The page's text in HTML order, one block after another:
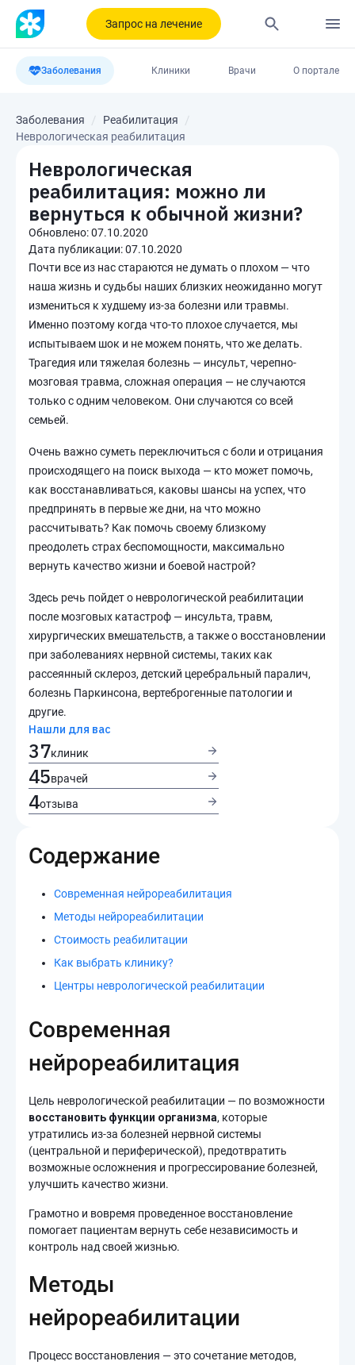
Запрос на лечение
Заболевания Клиники Врачи О портале
Заболевания
Реабилитация
Неврологическая реабилитация
Неврологическая
реабилитация: можно ли
вернуться к обычной жизни?
Обновлено:07.10.2020
Дата публикации:07.10.2020
Почти все из нас стараются не думать о плохом — что
наша жизнь и судьбы наших близких неожиданно могут
измениться к худшему из-за болезни или травмы.
Именно поэтому когда что-то плохое случается, мы
испытываем шок и не можем понять, что же делать.
Трагедия или тяжелая болезнь — инсульт, черепно-
мозговая травма, сложная операция — не случаются
только с одним человеком. Они случаются со всей
семьей.
Очень важно суметь переключиться с боли и отрицания
происходящего на поиск выхода — кто может помочь,
как восстанавливаться, каковы шансы на успех, что
предпринять в первые же дни, на что можно
рассчитывать? Как помочь своему близкому
преодолеть страх беспомощности, максимально
вернуть качество жизни и боевой настрой?
Здесь речь пойдет о неврологической реабилитации
после мозговых катастроф — инсульта, травм,
хирургических вмешательств, а также о восстановлении
при заболеваниях нервной системы, таких как
рассеянный склероз, детский церебральный паралич,
болезнь Паркинсона, вертеброгенные патологии и
другие.
Нашли для вас
37клиник
45врачей
4отзыва
Содержание
Современная нейрореабилитация
Методы нейрореабилитации
Стоимость реабилитации
Как выбрать клинику?
Центры неврологической реабилитации
Современная
нейрореабилитация
Цель неврологической реабилитации — по возможности
восстановить функции организма, которые
утратились из-за болезней нервной системы
(центральной и периферической), предотвратить
возможные осложнения и прогрессирование болезней,
улучшить качество жизни.
Грамотно и вовремя проведенное восстановление
помогает пациентам вернуть себе независимость и
контроль над своей жизнью.
Методы
нейрореабилитации
Процесс восстановления — это сочетание методов,